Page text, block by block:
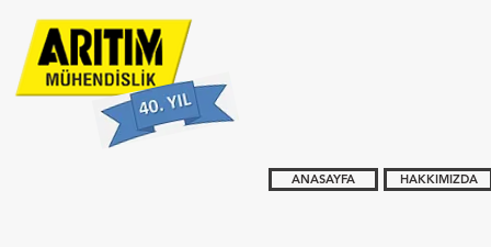
ANASAYFA HAKKIMIZDA